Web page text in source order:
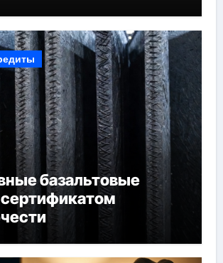
базальтовые